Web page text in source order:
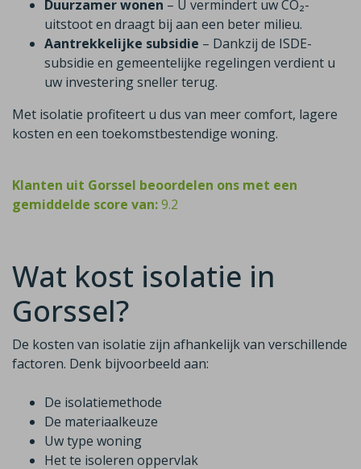
Duurzamer wonen – U vermindert uw CO₂-
uitstoot en draagt bij aan een beter milieu.
Aantrekkelijke subsidie – Dankzij de ISDE-
subsidie en gemeentelijke regelingen verdient u
uw investering sneller terug.
Met isolatie profiteert u dus van meer comfort, lagere
kosten en een toekomstbestendige woning.
Klanten uit Gorssel beoordelen ons met een
gemiddelde score van:9.2
Wat kost isolatie in
Gorssel?
De kosten van isolatie zijn afhankelijk van verschillende
factoren. Denk bijvoorbeeld aan:
De isolatiemethode
De materiaalkeuze
Uw type woning
Het te isoleren oppervlak